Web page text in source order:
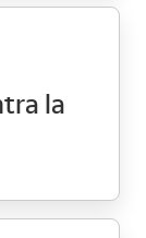
la